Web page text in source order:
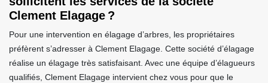
Clement Elagage ?
Pour une intervention en élagage d’arbres, les propriétaires
préfèrent s’adresser à Clement Elagage. Cette société d’élagage
réalise un élagage très satisfaisant. Avec une équipe d’élagueurs
qualifiés, Clement Elagage intervient chez vous pour que le